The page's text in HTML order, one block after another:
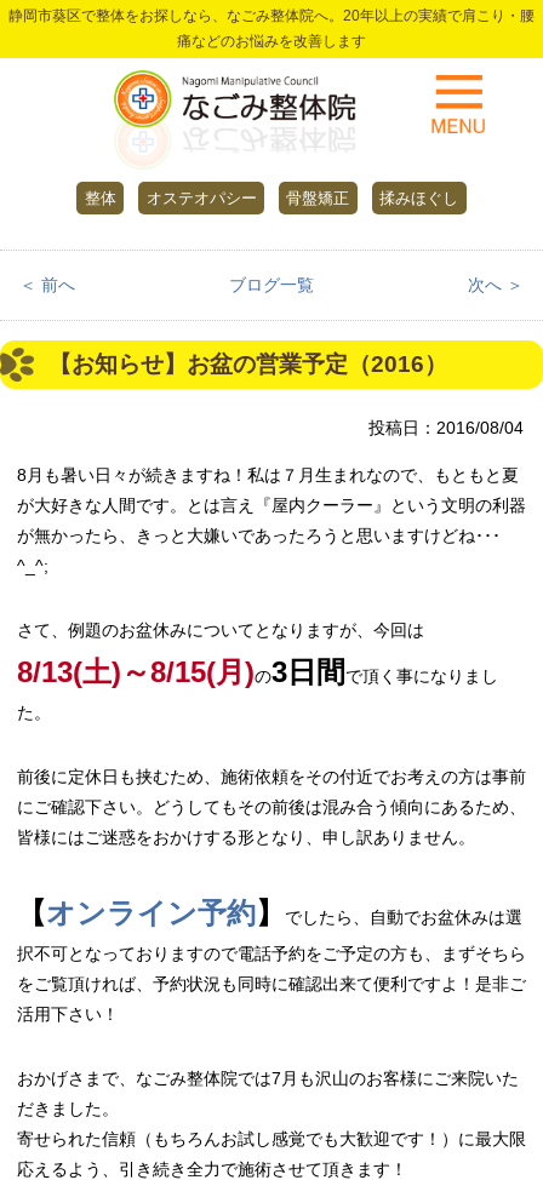
静岡市葵区で整体をお探しなら、なごみ整体院へ。20年以上の実績で肩こり・腰
痛などのお悩みを改善します
整体 オステオパシー 骨盤矯正 揉みほぐし
＜ 前へ ブログ一覧 次へ ＞
【お知らせ】お盆の営業予定（2016）
投稿日：2016/08/04
8月も暑い日々が続きますね！私は７月生まれなので、もともと夏
が大好きな人間です。とは言え『屋内クーラー』という文明の利器
が無かったら、きっと大嫌いであったろうと思いますけどね･･･
^_^;
さて、例題のお盆休みについてとなりますが、今回は
8/13(土)～8/15(月)の3日間 で頂く事になりまし
た。
前後に定休日も挟むため、施術依頼をその付近でお考えの方は事前
にご確認下さい。どうしてもその前後は混み合う傾向にあるため、
皆様にはご迷惑をおかけする形となり、申し訳ありません。
【オンライン予約】
でしたら、自動でお盆休みは選
択不可となっておりますので電話予約をご予定の方も、まずそちら
をご覧頂ければ、予約状況も同時に確認出来て便利ですよ！是非ご
活用下さい！
おかげさまで、なごみ整体院では7月も沢山のお客様にご来院いた
だきました。
寄せられた信頼（もちろんお試し感覚でも大歓迎です！）に最大限
応えるよう、引き続き全力で施術させて頂きます！